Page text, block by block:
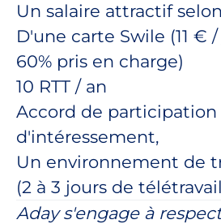
Un salaire attractif
D'une carte Swile (11 €
60% pris en charge)
10 RTT / an
Accord de participation
d'intéressement,
Un environnement de
(2 à 3 jours de
Aday s'engage à